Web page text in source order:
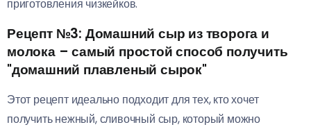
приготовления чизкейков.
Рецепт №3: Домашний сыр из творога и
молока – самый простой способ получить
"домашний плавленый сырок"
Этот рецепт идеально подходит для тех, кто хочет
получить нежный, сливочный сыр, который можно